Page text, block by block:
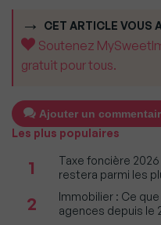
CET ARTICLE VOUS
Soutenez
gratuit pour tous.
Ajouter un
Les plus populaires
1
Taxe foncière
restera parmi les
2
Immobilier : Ce
agences depuis le